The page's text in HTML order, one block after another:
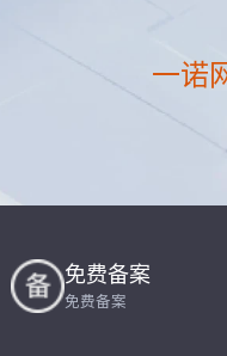
一诺
免费备案
免费备案